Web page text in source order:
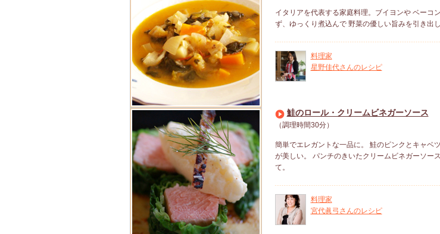
イタリアを代表する家庭料理。ブイヨンや ベーコ
ず、ゆっくり煮込んで 野菜の優しい旨みを引き出し
料理家
星野佳代さんのレシピ
鮭のロール・クリームビネガーソース
（調理時間30分）
簡単でエレガントな一品に。 鮭のピンクとキャベ
が美しい。 パンチのきいたクリームビネガーソー
て。
料理家
宮代眞弓さんのレシピ